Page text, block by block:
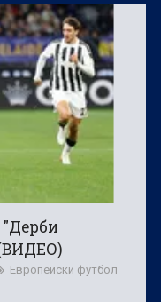
Европейски футбол